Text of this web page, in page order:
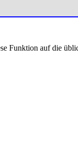
Funktion auf die